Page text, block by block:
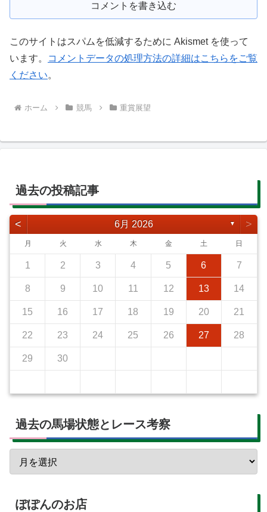
コメントを書き込む
このサイトはスパムを低減するために Akismet を使って
います。
コメントデータの処理方法の詳細はこちらをご覧
ください。
ホーム 競馬 重賞展望
過去の投稿記事
< 6月 2026 ▼ >
月 火 水 木 金 土 日
1 2 3 4 5 6 7
8 9 10 11 12 13 14
15 16 17 18 19 20 21
22 23 24 25 26 27 28
29 30
過去の馬場状態とレース考察
ぽぽんのお店